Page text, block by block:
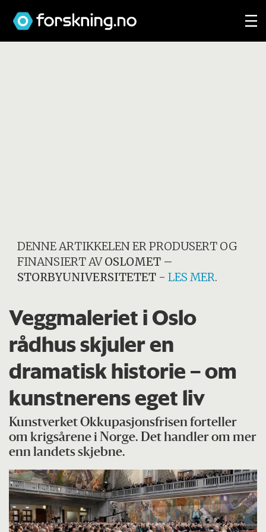
DENNE ARTIKKELEN ER PRODUSERT OG
FINANSIERT AVOSLOMET –
STORBYUNIVERSITETET -LES MER.
Veggmaleriet i Oslo
rådhus skjuler en
dramatisk historie – om
kunstnerens eget liv
Kunstverket Okkupasjonsfrisen forteller
om krigsårene i Norge. Det handler om mer
enn landets skjebne.